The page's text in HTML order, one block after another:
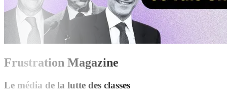
Frustration Magazine
Le média de la lutte des classes